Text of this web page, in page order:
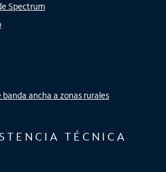
Spectrum
ancha a zonas rurales
TÉCNICA